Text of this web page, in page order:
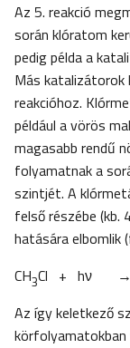
Az 5. reakció
során klóratom
pedig példa a
Más katalizátorok
reakcióhoz.
például a vörös
magasabb rendű
folyamatnak a
szintjét. A
felső részébe (kb.
hatására elbomlik
CH3Cl + hν
Az így keletkező